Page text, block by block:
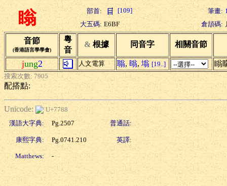
瞈 部首: [109] 筆畫:
大五碼: E6BF 倉頡碼:
音節
(香港語言學學會)
粵
音
& 根據 同音字 相關音節
jung2 人文電算 聬, 暡, 塕 [19..] 瞈
搜索次數: 7905
配搭點:
Unicode:
U+7788
漢語大字典:
Pg.2507 普通話:
康熙字典: Pg.0741.210 英譯:
Matthews: -